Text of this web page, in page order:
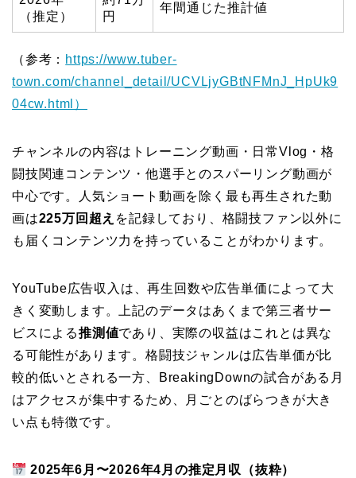
（推定）
円
年間通じた推計値
（参考： https://www.tuber-
town.com/channel_detail/UCVLjyGBtNFMnJ_HpUk9
04cw.html）
チャンネルの内容はトレーニング動画・日常Vlog・格
闘技関連コンテンツ・他選手とのスパーリング動画が
中心です。人気ショート動画を除く最も再生された動
画は225万回超え を記録しており、格闘技ファン以外に
も届くコンテンツ力を持っていることがわかります。
YouTube広告収入は、再生回数や広告単価によって大
きく変動します。上記のデータはあくまで第三者サー
ビスによる推測値であり、実際の収益はこれとは異な
る可能性があります。格闘技ジャンルは広告単価が比
較的低いとされる一方、BreakingDownの試合がある月
はアクセスが集中するため、月ごとのばらつきが大き
い点も特徴です。
2025年6月〜2026年4月の推定月収（抜粋）